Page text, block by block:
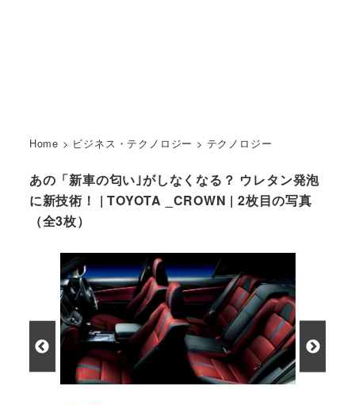
Home > ビジネス・テクノロジー > テクノロジー
あの「新車の匂い｣がしなくなる？ ウレタン発泡
に新技術！ | TOYOTA _CROWN | 2枚目の写真
（全3枚）